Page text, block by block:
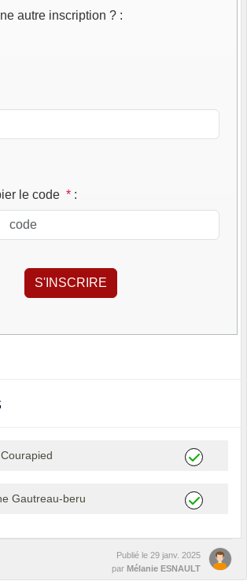
autre inscription ? :
le code * :
Gautreau-beru
Publié le 29 janv. 2025
par Mélanie ESNAULT